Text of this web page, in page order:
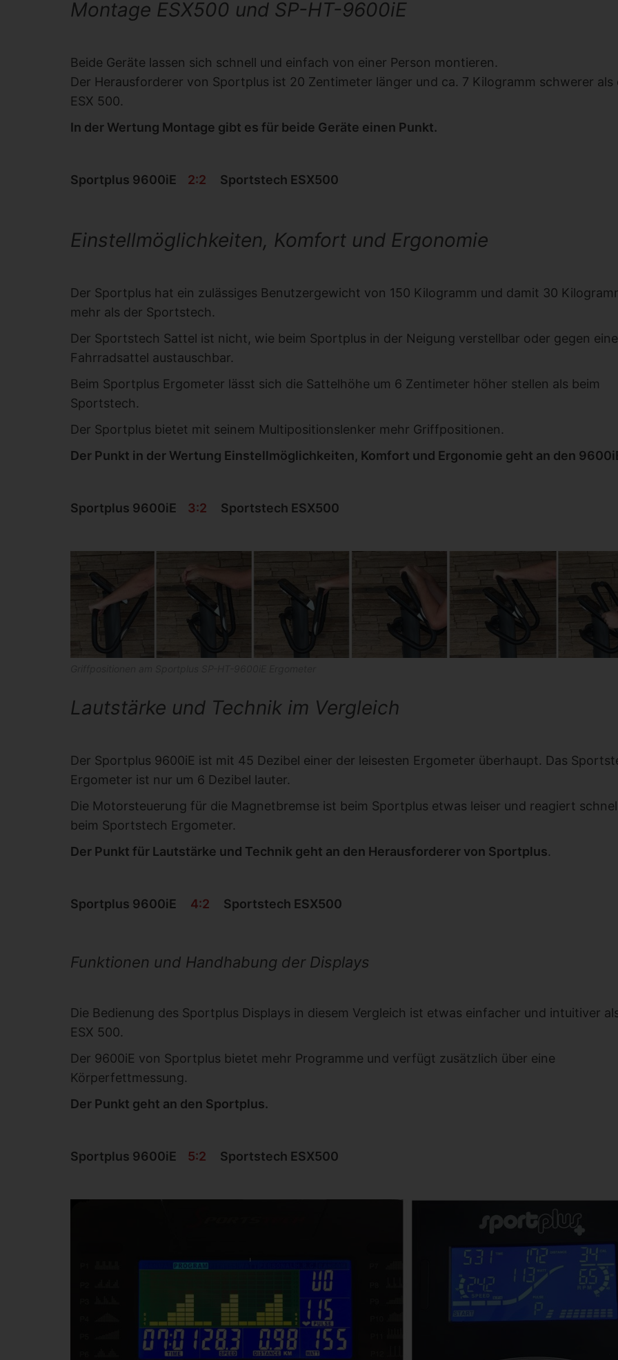
Montage ESX500 und SP-HT-9600iE
Beide Geräte lassen sich schnell und einfach von einer Person montieren.
Der Herausforderer von Sportplus ist 20 Zentimeter länger und ca. 7 Kilogramm schwerer als
ESX 500.
In der Wertung Montage gibt es für beide Geräte einen Punkt.
Sportplus 9600iE 2:2 Sportstech ESX500
Einstellmöglichkeiten, Komfort und Ergonomie
Der Sportplus hat ein zulässiges Benutzergewicht von 150 Kilogramm und damit 30
mehr als der Sportstech.
Der Sportstech Sattel ist nicht, wie beim Sportplus in der Neigung verstellbar oder gegen
Fahrradsattel austauschbar.
Beim Sportplus Ergometer lässt sich die Sattelhöhe um 6 Zentimeter höher stellen als beim
Sportstech.
Der Sportplus bietet mit seinem Multipositionslenker mehr Griffpositionen.
Der Punkt in der Wertung Einstellmöglichkeiten, Komfort und Ergonomie geht an den
Sportplus 9600iE 3:2 Sportstech ESX500
Lautstärke und Technik im Vergleich
Der Sportplus 9600iE ist mit 45 Dezibel einer der leisesten Ergometer überhaupt. Das
Ergometer ist nur um 6 Dezibel lauter.
Die Motorsteuerung für die Magnetbremse ist beim Sportplus etwas leiser und reagiert
beim Sportstech Ergometer.
Der Punkt für Lautstärke und Technik geht an den Herausforderer von Sportplus.
Sportplus 9600iE 4:2 Sportstech ESX500
Funktionen und Handhabung der Displays
Die Bedienung des Sportplus Displays in diesem Vergleich ist etwas einfacher und intuitiver
ESX 500.
Der 9600iE von Sportplus bietet mehr Programme und verfügt zusätzlich über eine
Körperfettmessung.
Der Punkt geht an den Sportplus.
Sportplus 9600iE 5:2 Sportstech ESX500